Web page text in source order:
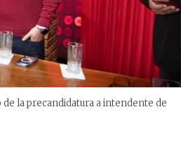
la precandidatura a intendente de